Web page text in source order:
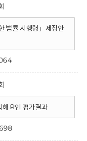
법률 시행령」제정안
해요인 평가결과